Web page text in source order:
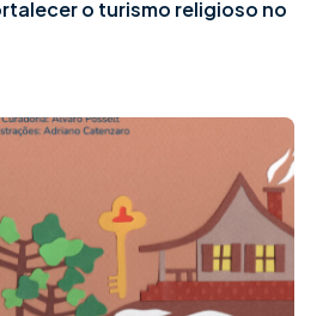
o turismo religioso no